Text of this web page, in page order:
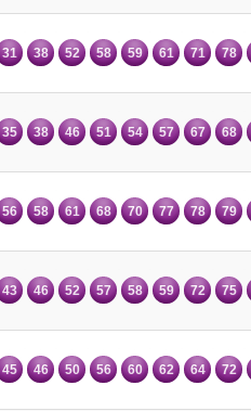
31 38 52 58 59 61 71 78
35 38 46 51 54 57 67 68
56 58 61 68 70 77 78 79
43 46 52 57 58 59 72 75
45 46 50 56 60 62 64 72